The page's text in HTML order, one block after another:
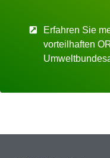
Erfahren Sie
vorteilhaften